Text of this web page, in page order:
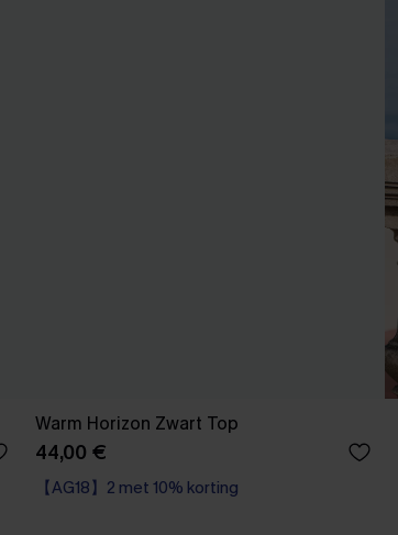
Warm Horizon Zwart Top
44,00 €
【AG18】2 met 10% korting